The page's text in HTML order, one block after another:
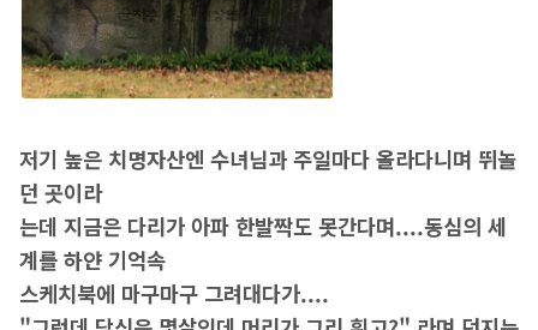
저기 높은 치명자산엔 수녀님과 주일마다 올라다니며 뛰놀
던 곳이라
는데 지금은 다리가 아파 한발짝도 못간다며....동심의 세
계를 하얀 기억속
스케치북에 마구마구 그려대다가....